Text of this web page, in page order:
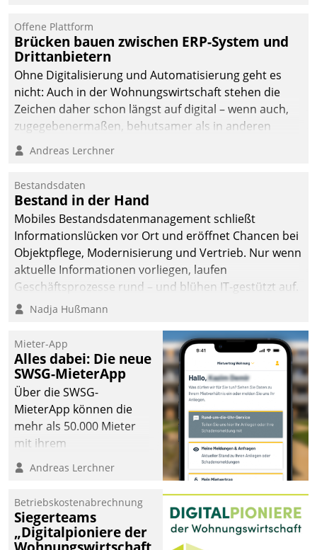
Offene Plattform
Brücken bauen zwischen ERP-System und
Drittanbietern
Ohne Digitalisierung und Automatisierung geht es
nicht: Auch in der Wohnungswirtschaft stehen die
Zeichen daher schon längst auf digital – wenn auch,
zugegebenermaßen, behutsamer als in anderen
Branchen.
Andreas Lerchner
Bestandsdaten
Bestand in der Hand
Mobiles Bestandsdatenmanagement schließt
Informationslücken vor Ort und eröffnet Chancen bei
Objektpflege, Modernisierung und Vertrieb. Nur wenn
aktuelle Informationen vorliegen, laufen
Geschäftsprozesse rund – und blühen IT-gestützt auf.
Nadja Hußmann
Mieter-App
Alles dabei: Die neue
SWSG-MieterApp
Über die SWSG-
MieterApp können die
mehr als 50.000 Mieter
mit ihrem
Wohnungsunternehmen
kommunizieren, auf dem
einsehen und ändern
oder
Schadensmeldungen
Andreas Lerchner
Betriebskostenabrechnung
Siegerteams
„Digitalpioniere der